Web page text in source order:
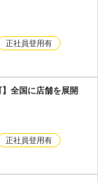
正社員登用有
】全国に店舗を展開
正社員登用有